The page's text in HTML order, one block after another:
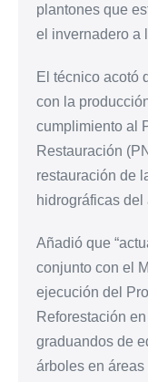
plantones que
el invernadero a
El técnico acotó
con la
cumplimiento al
Restauración
restauración de
hidrográficas del
Añadió que
conjunto con el
ejecución del
Reforestación
graduandos de
árboles en